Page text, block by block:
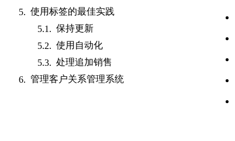
使用标签的最佳实践
保持更新
使用自动化
处理追加销售
管理客户关系管理系统